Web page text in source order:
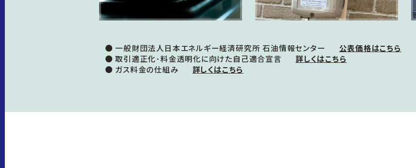
● 一般財団法人日本エネルギー経済研究所石油情報センター
公表価格はこちら
● 取引適正化･料金透明化に向けた自己適合宣言
詳しくはこちら
● ガス料金の仕組み
詳しくはこちら